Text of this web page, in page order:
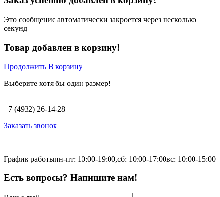
Это сообщение автоматически закроется через несколько
секунд.
Товар добавлен в корзину!
Продолжить В корзину
Выберите хотя бы один размер!
+7 (4932) 26-14-28
Заказать звонок
График работыпн-пт: 10:00-19:00,сб: 10:00-17:00вс: 10:00-15:00
Есть вопросы? Напишите нам!